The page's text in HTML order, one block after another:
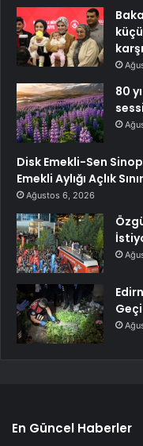
80
Disk Emekli-Sen
Emekli Aylığı Açlık
Ağustos 6, 2026
En Güncel Haberler